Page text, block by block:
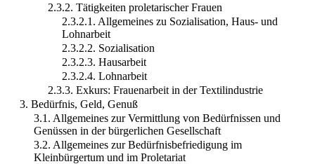
2.3.2. Tätigkeiten proletarischer Frauen
2.3.2.1. Allgemeines zu Sozialisation, Haus- und
Lohnarbeit
2.3.2.2. Sozialisation
2.3.2.3. Hausarbeit
2.3.2.4. Lohnarbeit
2.3.3. Exkurs: Frauenarbeit in der Textilindustrie
3. Bedürfnis, Geld, Genuß
3.1. Allgemeines zur Vermittlung von Bedürfnissen und
Genüssen in der bürgerlichen Gesellschaft
3.2. Allgemeines zur Bedürfnisbefriedigung im
Kleinbürgertum und im Proletariat